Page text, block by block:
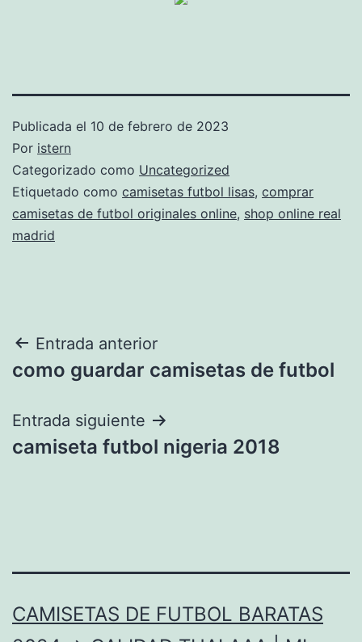
Publicada el 10 de febrero de 2023
Por istern
Categorizado como Uncategorized
Etiquetado como camisetas futbol lisas, comprar
camisetas de futbol originales online, shop online real
madrid
Navegación
de
entradas
Entrada anterior
como guardar camisetas de futbol
Entrada siguiente
camiseta futbol nigeria 2018
CAMISETAS DE FUTBOL BARATAS